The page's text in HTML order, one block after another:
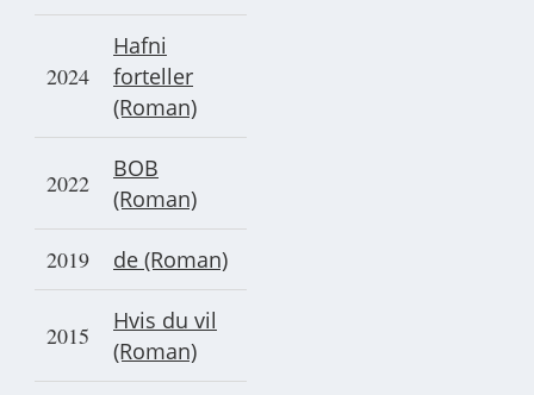
2024
Hafni
forteller
(Roman)
2022
BOB
(Roman)
2019 de (Roman)
2015
Hvis du vil
(Roman)